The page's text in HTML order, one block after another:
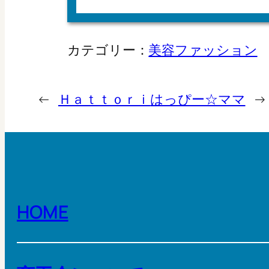
カテゴリー： 美容ファッション
← Ｈａｔｔｏｒｉ はっぴー☆ママ →
HOME